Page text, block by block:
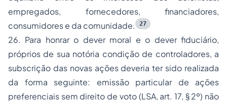
empregados, fornecedores, financiadores,
consumidores e da comunidade.
27
26. Para honrar o dever moral e o dever fiduciário,
próprios de sua notória condição de controladores, a
subscrição das novasações deveria ter sido realizada
da forma seguinte: emissão particular de ações
preferenciais sem direito de voto (LSA, art. 17, § 2º) não